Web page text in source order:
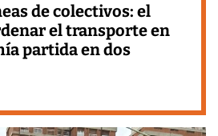
de colectivos: el
el transporte en
partida en dos